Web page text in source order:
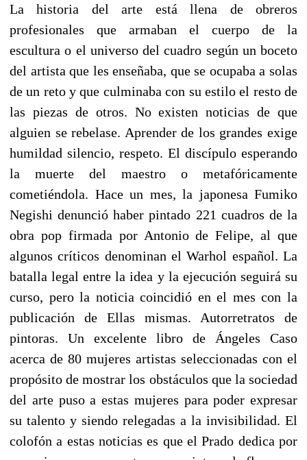
La historia del arte está llena de obreros
profesionales que armaban el cuerpo de la
escultura o el universo del cuadro según un boceto
del artista que les enseñaba, que se ocupaba a solas
de un reto y que culminaba con su estilo el resto de
las piezas de otros. No existen noticias de que
alguien se rebelase. Aprender de los grandes exige
humildad silencio, respeto. El discípulo esperando
la muerte del maestro o metafóricamente
cometiéndola. Hace un mes, la japonesa Fumiko
Negishi denunció haber pintado 221 cuadros de la
obra pop firmada por Antonio de Felipe, al que
algunos críticos denominan el Warhol español. La
batalla legal entre la idea y la ejecución seguirá su
curso, pero la noticia coincidió en el mes con la
publicación de Ellas mismas. Autorretratos de
pintoras. Un excelente libro de Ángeles Caso
acerca de 80 mujeres artistas seleccionadas con el
propósito de mostrar los obstáculos que la sociedad
del arte puso a estas mujeres para poder expresar
su talento y siendo relegadas a la invisibilidad. El
colofón a estas noticias es que el Prado dedica por